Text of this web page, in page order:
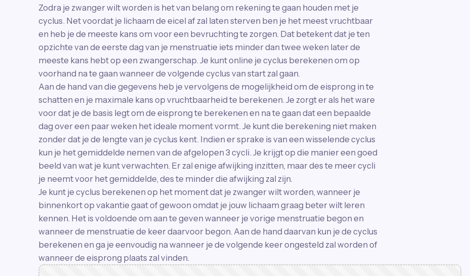
Zodra je zwanger wilt worden is het van belang om rekening te gaan houden met je
cyclus. Net voordat je lichaam de eicel af zal laten sterven ben je het meest vruchtbaar
en heb je de meeste kans om voor een bevruchting te zorgen. Dat betekent dat je ten
opzichte van de eerste dag van je menstruatie iets minder dan twee weken later de
meeste kans hebt op een zwangerschap. Je kunt online je cyclus berekenen om op
voorhand na te gaan wanneer de volgende cyclus van start zal gaan.
Aan de hand van die gegevens heb je vervolgens de mogelijkheid om de eisprong in te
schatten en je maximale kans op vruchtbaarheid te berekenen. Je zorgt er als het ware
voor dat je de basis legt om de eisprong te berekenen en na te gaan dat een bepaalde
dag over een paar weken het ideale moment vormt. Je kunt die berekening niet maken
zonder dat je de lengte van je cyclus kent. Indien er sprake is van een wisselende cyclus
kun je het gemiddelde nemen van de afgelopen 3 cycli. Je krijgt op die manier een goed
beeld van wat je kunt verwachten. Er zal enige afwijking inzitten, maar des te meer cycli
je neemt voor het gemiddelde, des te minder die afwijking zal zijn.
Je kunt je cyclus berekenen op het moment dat je zwanger wilt worden, wanneer je
binnenkort op vakantie gaat of gewoon omdat je jouw lichaam graag beter wilt leren
kennen. Het is voldoende om aan te geven wanneer je vorige menstruatie begon en
wanneer de menstruatie de keer daarvoor begon. Aan de hand daarvan kun je de cyclus
berekenen en ga je eenvoudig na wanneer je de volgende keer ongesteld zal worden of
wanneer de eisprong plaats zal vinden.